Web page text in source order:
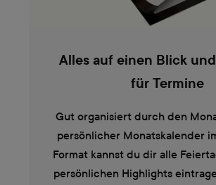
Alles auf einen Blick
für Termine
Gut organisiert durch den
persönlicher Monatskalender
Format kannst du dir alle
persönlichen Highlights